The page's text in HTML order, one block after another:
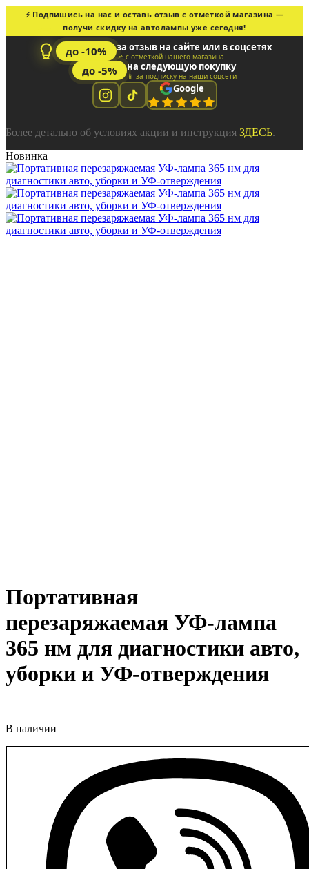
⚡ Подпишись на нас и оставь отзыв с отметкой магазина —
получи скидку на автолампы уже сегодня!
до -10% за отзыв на сайте или в соцсетях
📌 с отметкой нашего магазина
до -5% на следующую покупку
📱 за подписку на наши соцсети
Google
Более детально об условиях акции и инструкция ЗДЕСЬ.
Новинка
Портативная
перезаряжаемая УФ-лампа
365 нм для диагностики авто,
уборки и УФ-отверждения